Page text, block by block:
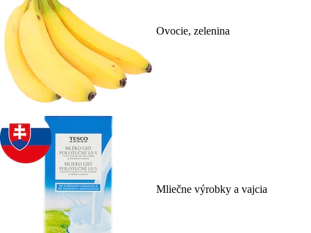
Ovocie, zelenina
Mliečne výrobky a vajcia